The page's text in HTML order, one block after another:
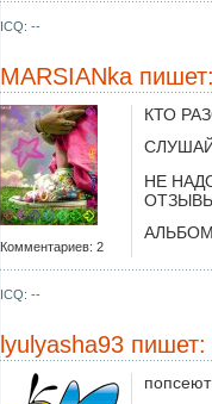
ICQ: --
MARSIANka
Комментариев: 2
КТО
НЕ
ICQ: --
lyulyasha93 пишет: